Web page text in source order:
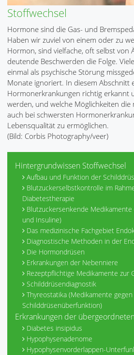
Stoffwechsel
Hormone sind die Gas- und
Haben wir zuviel von einem oder zu
Hormon, sind vielfache, oft selbst von
deutende Beschwerden die Folge.
einmal als psychische Störung
Monate ignoriert. In diesem Abschnitt
Hormonerkrankungen richtig erkannt
werden, und welche Möglichkeiten
auch bei schwersten
Lebensqualität zu ermöglichen.
(Bild: Corbis Photography/veer)
Hintergrundwissen Stoffwechsel
Aufbau und Funktion der
Blutzuckerselbstkontrolle im
Diabetestherapie
Blutzuckersenkende
und Insuline)
Das medizinische Fachgebiet
Diagnostische Methoden in der
Die Hormondrüsen
Erkrankungen der Nebenniere
Rezeptpflichtige Medikamente zur
Schilddrüsendiagnostik
Thyreostatika (Medikamente gegen
Schilddrüsenüberfunktion)
Erkrankungen der
Diabetes insipidus
Hypophysenadenome
Hypophysenvorderlappen-